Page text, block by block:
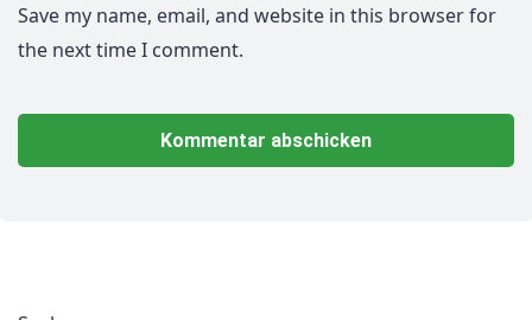
Save my name, email, and website in this browser for
the next time I comment.